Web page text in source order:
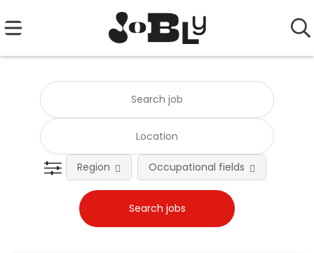
Region Occupational fields